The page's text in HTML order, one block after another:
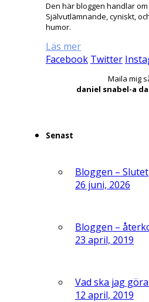
Den här bloggen handlar
Självutlämnande, cyniskt,
humor.
Läs mer
Facebook Twitter
Maila mig
daniel snabel-a
Senast
Bloggen – Slutet
26 juni, 2026
Bloggen –
23 april, 2019
Vad ska jag
12 april, 2019